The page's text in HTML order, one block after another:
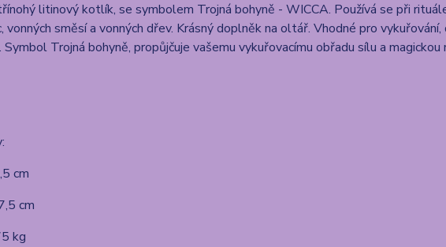
litinový kotlík, se symbolem Trojná bohyně - WICCA. Používá se při
vonných směsí a vonných dřev. Krásný doplněk na oltář. Vhodné pro
Trojná bohyně, propůjčuje vašemu vykuřovacímu obřadu sílu a magickou
cm
cm
kg